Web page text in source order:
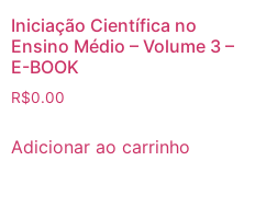
Iniciação Científica no
Ensino Médio – Volume 3 –
E-BOOK
R$0.00
Adicionar ao carrinho